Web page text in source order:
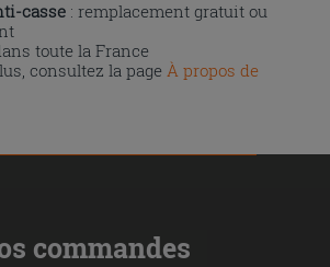
casse : remplacement gratuit ou
toute la France
consultez la page À propos de
commandes